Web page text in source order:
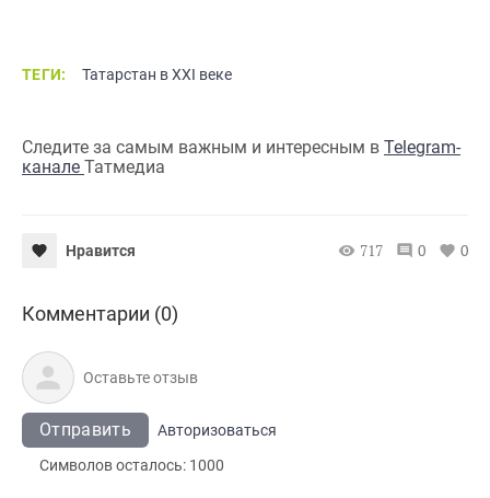
ТЕГИ: Татарстан в XXI веке
Следите за самым важным и интересным в Telegram-
канале Татмедиа
Нравится 717 0 0
Комментарии (0)
Отправить
Авторизоваться
Символов осталось: 1000